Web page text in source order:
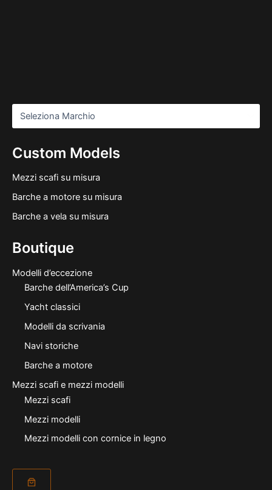
Custom Models
Mezzi scafi su misura
Barche a motore su misura
Barche a vela su misura
Boutique
Modelli d’eccezione
Barche dell’America’s Cup
Yacht classici
Modelli da scrivania
Navi storiche
Barche a motore
Mezzi scafi e mezzi modelli
Mezzi scafi
Mezzi modelli
Mezzi modelli con cornice in legno